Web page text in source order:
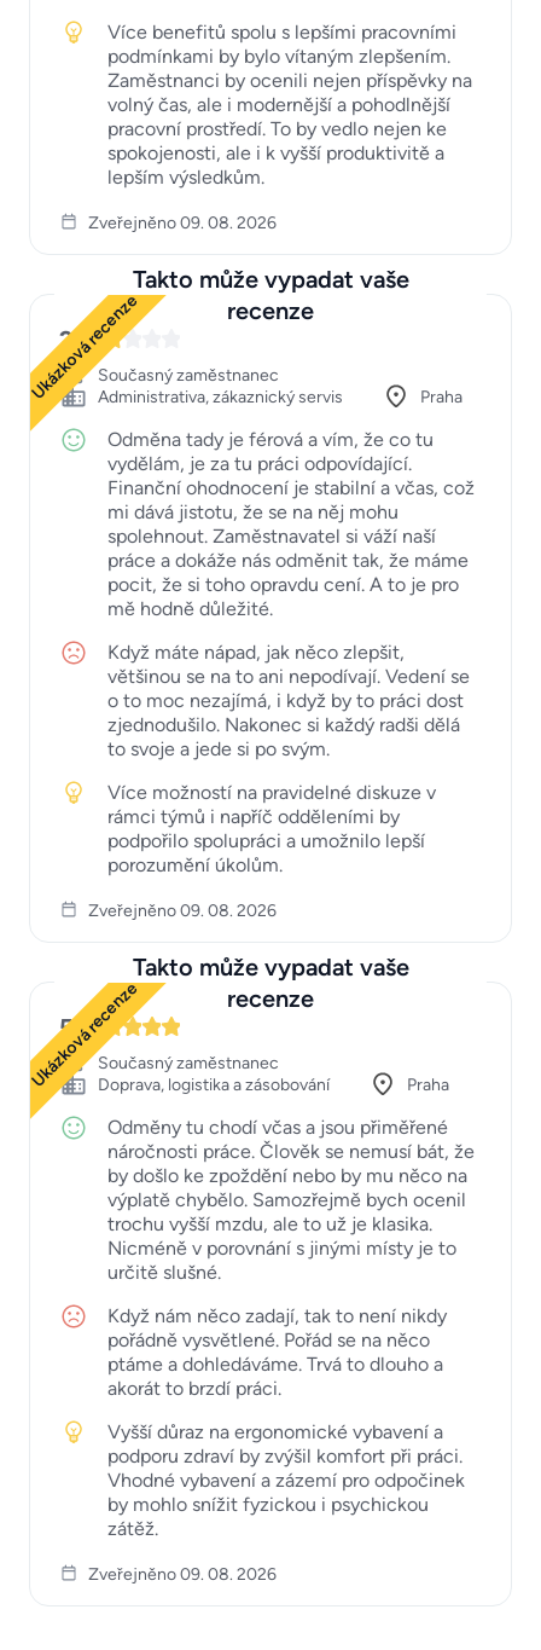
Více benefitů spolu s lepšími pracovními
podmínkami by bylo vítaným zlepšením.
Zaměstnanci by ocenili nejen příspěvky na
volný čas, ale i modernější a pohodlnější
pracovní prostředí. To by vedlo nejen ke
spokojenosti, ale i k vyšší produktivitě a
lepším výsledkům.
Zveřejněno 09. 08. 2026
Takto může vypadat vaše
recenze
Ukázková recenze
2
Současný zaměstnanec
Administrativa, zákaznický servis
Praha
Odměna tady je férová a vím, že co tu
vydělám, je za tu práci odpovídající.
Finanční ohodnocení je stabilní a včas, což
mi dává jistotu, že se na něj mohu
spolehnout. Zaměstnavatel si váží naší
práce a dokáže nás odměnit tak, že máme
pocit, že si toho opravdu cení. A to je pro
mě hodně důležité.
Když máte nápad, jak něco zlepšit,
většinou se na to ani nepodívají. Vedení se
o to moc nezajímá, i když by to práci dost
zjednodušilo. Nakonec si každý radši dělá
to svoje a jede si po svým.
Více možností na pravidelné diskuze v
rámci týmů i napříč odděleními by
podpořilo spolupráci a umožnilo lepší
porozumění úkolům.
Zveřejněno 09. 08. 2026
Takto může vypadat vaše
recenze
Ukázková recenze
5
Současný zaměstnanec
Doprava, logistika a zásobování
Praha
Odměny tu chodí včas a jsou přiměřené
náročnosti práce. Člověk se nemusí bát, že
by došlo ke zpoždění nebo by mu něco na
výplatě chybělo. Samozřejmě bych ocenil
trochu vyšší mzdu, ale to už je klasika.
Nicméně v porovnání s jinými místy je to
určitě slušné.
Když nám něco zadají, tak to není nikdy
pořádně vysvětlené. Pořád se na něco
ptáme a dohledáváme. Trvá to dlouho a
akorát to brzdí práci.
Vyšší důraz na ergonomické vybavení a
podporu zdraví by zvýšil komfort při práci.
Vhodné vybavení a zázemí pro odpočinek
by mohlo snížit fyzickou i psychickou
zátěž.
Zveřejněno 09. 08. 2026